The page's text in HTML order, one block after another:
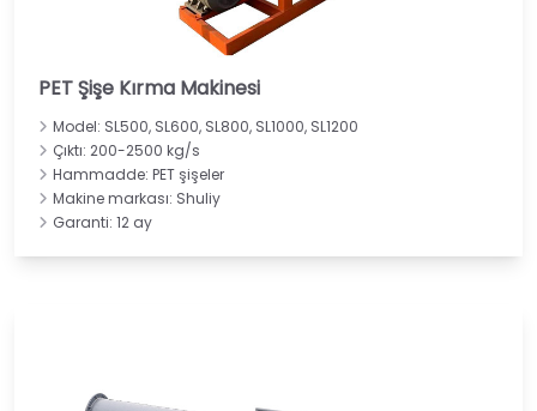
PET Şişe Kırma Makinesi
Model: SL500, SL600, SL800, SL1000, SL1200
Çıktı: 200-2500 kg/s
Hammadde: PET şişeler
Makine markası: Shuliy
Garanti: 12 ay